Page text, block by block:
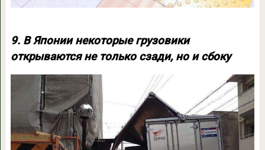
9. В Японии некоторые грузовики
открываются не только сзади, но и сбоку